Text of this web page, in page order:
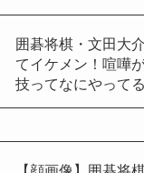
囲碁将棋・文田大
てイケメン！喧嘩
技ってなにやって